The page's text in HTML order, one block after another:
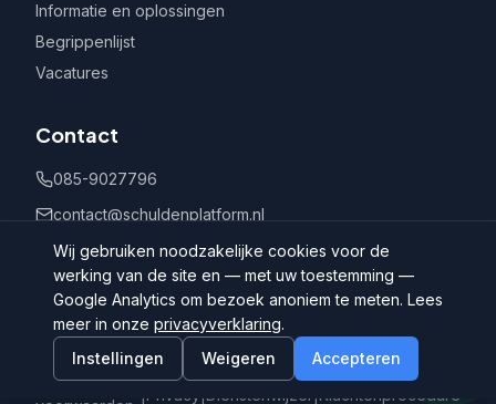
Informatie en oplossingen
Begrippenlijst
Vacatures
Contact
085-9027796
contact@schuldenplatform.nl
Postbus 802, 7400 AV Deventer
©
Schuldenplatform.nl
Algemene
|Privacy |Dienstenwijzer |Klachtenprocedure
Wij gebruiken noodzakelijke cookies voor de
werking van de site en — met uw toestemming —
Google Analytics om bezoek anoniem te meten. Lees
meer in onze privacyverklaring.
Instellingen
Weigeren Accepteren